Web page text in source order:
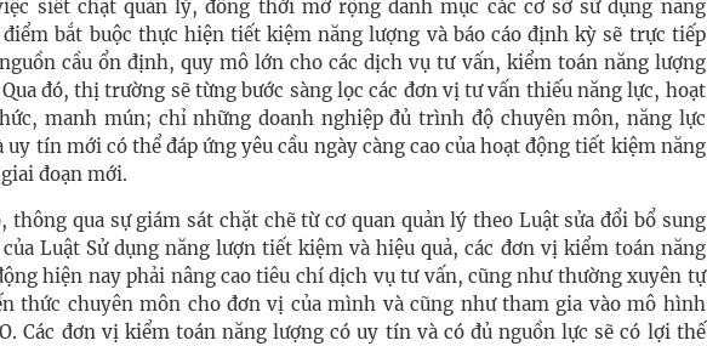
siết chặt quản lý, đồng thời mở rộng danh mục các cơ sở sử dụng năng
bắt buộc thực hiện tiết kiệm năng lượng và báo cáo định kỳ sẽ trực tiếp
cầu ổn định, quy mô lớn cho các dịch vụ tư vấn, kiểm toán năng lượng
đó, thị trường sẽ từng bước sàng lọc các đơn vị tư vấn thiếu năng lực, hoạt
manh mún; chỉ những doanh nghiệp đủ trình độ chuyên môn, năng lực
tín mới có thể đáp ứng yêu cầu ngày càng cao của hoạt động tiết kiệm năng
đoạn mới.
thông qua sự giám sát chặt chẽ từ cơ quan quản lý theo Luật sửa đổi bổ sung
Luật Sử dụng năng lượn tiết kiệm và hiệu quả, các đơn vị kiểm toán năng
hiện nay phải nâng cao tiêu chí dịch vụ tư vấn, cũng như thường xuyên tự
thức chuyên môn cho đơn vị của mình và cũng như tham gia vào mô hình
Các đơn vị kiểm toán năng lượng có uy tín và có đủ nguồn lực sẽ có lợi thế